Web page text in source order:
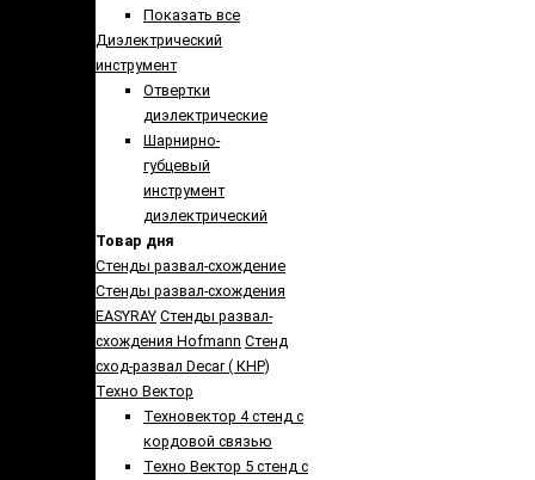
Показать все
Диэлектрический
инструмент
Отвертки
диэлектрические
Шарнирно-
губцевый
инструмент
диэлектрический
Товар дня
Стенды развал-схождение
Стенды развал-схождения
EASYRAY Стенды развал-
схождения Hofmann Стенд
сход-развал Decar ( КНР)
Техно Вектор
Техновектор 4 стенд с
кордовой связью
Техно Вектор 5 стенд с